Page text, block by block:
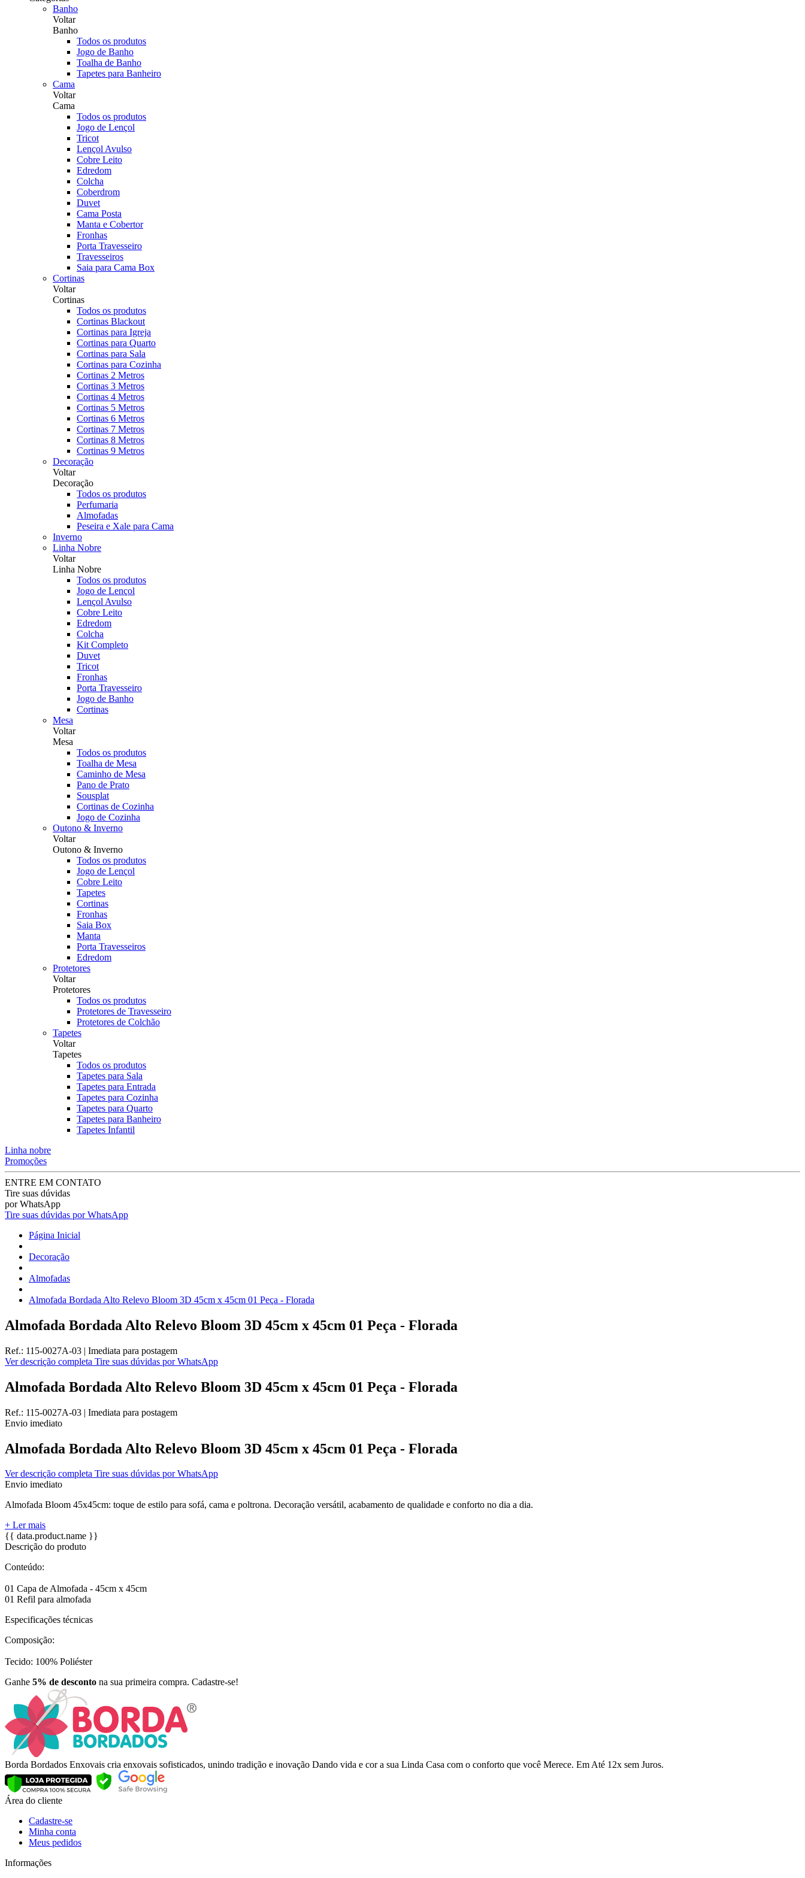
Banho
Voltar
Banho
Todos os produtos
Jogo de Banho
Toalha de Banho
Tapetes para Banheiro
Cama
Voltar
Cama
Todos os produtos
Jogo de Lençol
Tricot
Lençol Avulso
Cobre Leito
Edredom
Colcha
Coberdrom
Duvet
Cama Posta
Manta e Cobertor
Fronhas
Porta Travesseiro
Travesseiros
Saia para Cama Box
Cortinas
Voltar
Cortinas
Todos os produtos
Cortinas Blackout
Cortinas para Igreja
Cortinas para Quarto
Cortinas para Sala
Cortinas para Cozinha
Cortinas 2 Metros
Cortinas 3 Metros
Cortinas 4 Metros
Cortinas 5 Metros
Cortinas 6 Metros
Cortinas 7 Metros
Cortinas 8 Metros
Cortinas 9 Metros
Decoração
Voltar
Decoração
Todos os produtos
Perfumaria
Almofadas
Peseira e Xale para Cama
Inverno
Linha Nobre
Voltar
Linha Nobre
Todos os produtos
Jogo de Lençol
Lençol Avulso
Cobre Leito
Edredom
Colcha
Kit Completo
Duvet
Tricot
Fronhas
Porta Travesseiro
Jogo de Banho
Cortinas
Mesa
Voltar
Mesa
Todos os produtos
Toalha de Mesa
Caminho de Mesa
Pano de Prato
Sousplat
Cortinas de Cozinha
Jogo de Cozinha
Outono & Inverno
Voltar
Outono & Inverno
Todos os produtos
Jogo de Lençol
Cobre Leito
Tapetes
Cortinas
Fronhas
Saia Box
Manta
Porta Travesseiros
Edredom
Protetores
Voltar
Protetores
Todos os produtos
Protetores de Travesseiro
Protetores de Colchão
Tapetes
Voltar
Tapetes
Todos os produtos
Tapetes para Sala
Tapetes para Entrada
Tapetes para Cozinha
Tapetes para Quarto
Tapetes para Banheiro
Tapetes Infantil
Linha nobre
Promoções
ENTRE EM CONTATO
Tire suas dúvidas
por WhatsApp
Tire suas dúvidas por WhatsApp
Página Inicial
Decoração
Almofadas
Almofada Bordada Alto Relevo Bloom 3D 45cm x 45cm 01 Peça - Florada
Almofada Bordada Alto Relevo Bloom 3D 45cm x 45cm 01 Peça - Florada
Ref.: 115-0027A-03 | Imediata para postagem
Ver descrição completa Tire suas dúvidas por WhatsApp
Almofada Bordada Alto Relevo Bloom 3D 45cm x 45cm 01 Peça - Florada
Ref.: 115-0027A-03 | Imediata para postagem
Envio imediato
Almofada Bordada Alto Relevo Bloom 3D 45cm x 45cm 01 Peça - Florada
Ver descrição completa Tire suas dúvidas por WhatsApp
Envio imediato
Almofada Bloom 45x45cm: toque de estilo para sofá, cama e poltrona. Decoração versátil, acabamento de qualidade e conforto no dia a dia.
+ Ler mais
{{ data.product.name }}
Descrição do produto
Conteúdo:
01 Capa de Almofada - 45cm x 45cm
01 Refil para almofada
Especificações técnicas
Composição:
Tecido: 100% Poliéster
Ganhe 5% de desconto na sua primeira compra. Cadastre-se!
Borda Bordados Enxovais cria enxovais sofisticados, unindo tradição e inovação Dando vida e cor a sua Linda Casa com o conforto que você Merece. Em Até 12x sem Juros.
Área do cliente
Cadastre-se
Minha conta
Meus pedidos
Informações